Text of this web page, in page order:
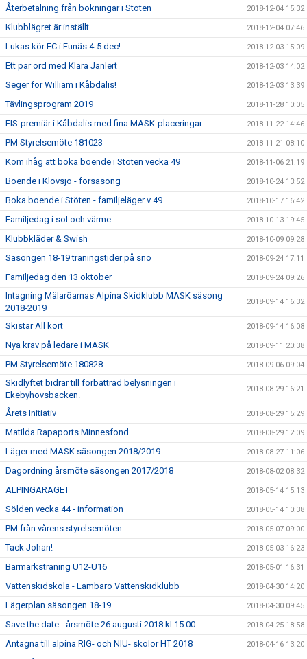
Återbetalning från bokningar i Stöten 2018-12-04 15:32
Klubblägret är inställt 2018-12-04 07:46
Lukas kör EC i Funäs 4-5 dec! 2018-12-03 15:09
Ett par ord med Klara Janlert 2018-12-03 14:02
Seger för William i Kåbdalis! 2018-12-03 13:39
Tävlingsprogram 2019 2018-11-28 10:05
FIS-premiär i Kåbdalis med fina MASK-placeringar 2018-11-22 14:46
PM Styrelsemöte 181023 2018-11-21 08:10
Kom ihåg att boka boende i Stöten vecka 49 2018-11-06 21:19
Boende i Klövsjö - försäsong 2018-10-24 13:52
Boka boende i Stöten - familjeläger v 49. 2018-10-17 16:42
Familjedag i sol och värme 2018-10-13 19:45
Klubbkläder & Swish 2018-10-09 09:28
Säsongen 18-19 träningstider på snö 2018-09-24 17:11
Familjedag den 13 oktober 2018-09-24 09:26
Intagning Mälaröarnas Alpina Skidklubb MASK säsong
2018-2019
2018-09-14 16:32
Skistar All kort 2018-09-14 16:08
Nya krav på ledare i MASK 2018-09-11 20:38
PM Styrelsemöte 180828 2018-09-06 09:04
Skidlyftet bidrar till förbättrad belysningen i
Ekebyhovsbacken.
2018-08-29 16:21
Årets Initiativ 2018-08-29 15:29
Matilda Rapaports Minnesfond 2018-08-29 12:09
Läger med MASK säsongen 2018/2019 2018-08-27 11:06
Dagordning årsmöte säsongen 2017/2018 2018-08-02 08:32
ALPINGARAGET 2018-05-14 15:13
Sölden vecka 44 - information 2018-05-14 10:38
PM från vårens styrelsemöten 2018-05-07 09:00
Tack Johan! 2018-05-03 16:23
Barmarksträning U12-U16 2018-05-01 16:31
Vattenskidskola - Lambarö Vattenskidklubb 2018-04-30 14:20
Lägerplan säsongen 18-19 2018-04-30 09:45
Save the date - årsmöte 26 augusti 2018 kl 15.00 2018-04-25 18:58
Antagna till alpina RIG- och NIU- skolor HT 2018 2018-04-16 13:20